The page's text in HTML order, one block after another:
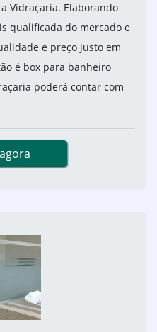
Vidraçaria. Elaborando
qualificada do mercado e
e preço justo em
é box para banheiro
poderá contar com